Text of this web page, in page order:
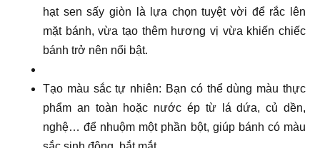
hạt sen sấy giòn là lựa chọn tuyệt vời để rắc lên
mặt bánh, vừa tạo thêm hương vị vừa khiến chiếc
bánh trở nên nổi bật.
Tạo màu sắc tự nhiên: Bạn có thể dùng màu thực
phẩm an toàn hoặc nước ép từ lá dứa, củ dền,
nghệ… để nhuộm một phần bột, giúp bánh có màu